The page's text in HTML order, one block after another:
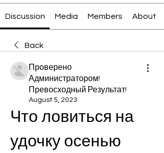
Discussion Media Members About
Back
Проверено
Администратором!
Превосходный Результат!
August 5, 2023
Что ловиться на
удочку осенью